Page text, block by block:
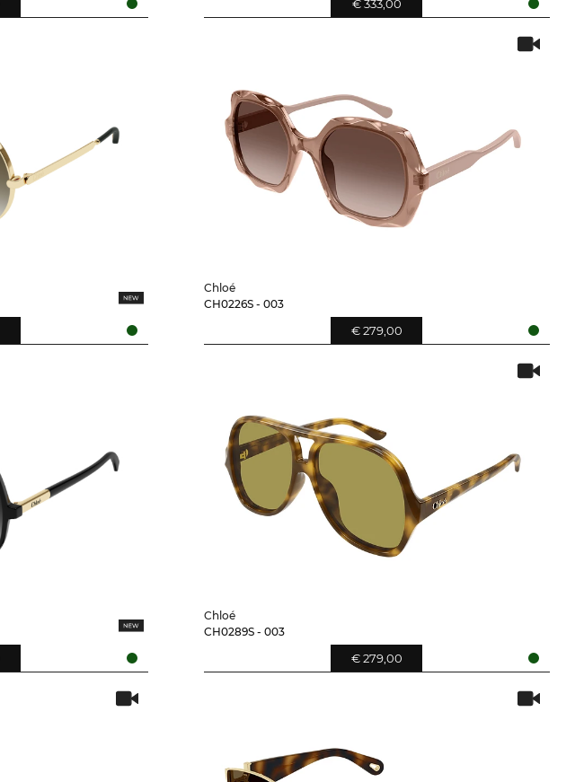
€ 333,00
Chloé
CH0226S - 003
€ 279,00
Chloé
CH0289S - 003
€ 279,00